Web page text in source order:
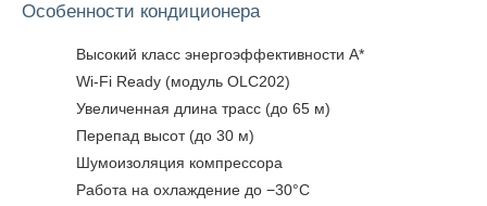
Особенности кондиционера
Высокий класс энергоэффективности А*
Wi-Fi Ready (модуль OLC202)
Увеличенная длина трасс (до 65 м)
Перепад высот (до 30 м)
Шумоизоляция компрессора
Работа на охлаждение до −30°С